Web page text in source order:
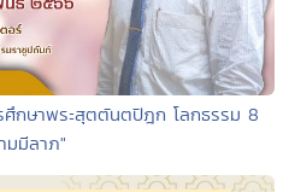
กษาพระสุตตันตปิฎก โลกธรรม 8
มมีลาภ"